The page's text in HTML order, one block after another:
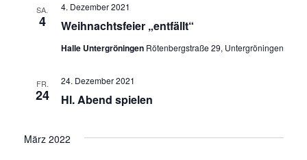
SA.
4 Weihnachtsfeier „entfällt“
4. Dezember 2021
Halle Untergröningen Rötenbergstraße 29, Untergröningen
FR.
24 Hl. Abend spielen
24. Dezember 2021
März 2022